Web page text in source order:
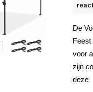
De Voordelen van een 3×3 Partytent voor Jouw
Feest
voor
zijn
deze